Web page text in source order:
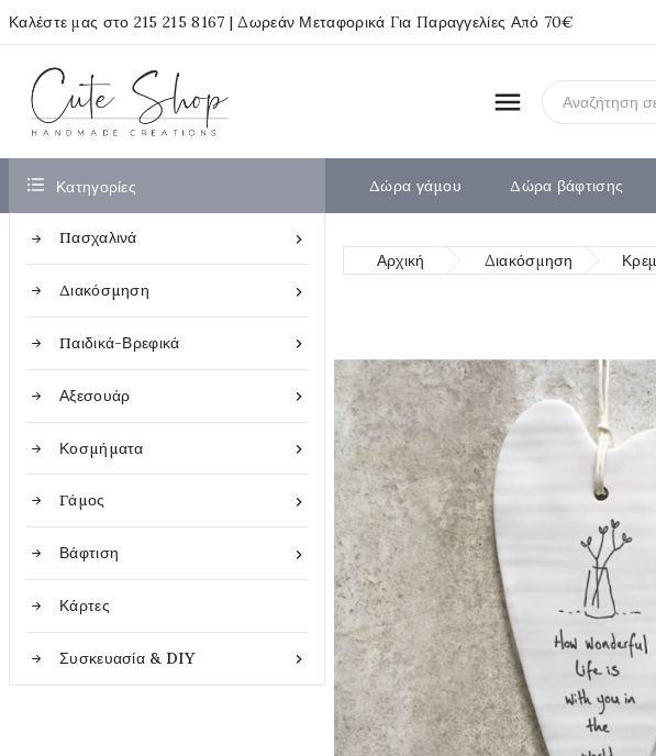
Καλέστε μας στο 215 215 8167 | Δωρεάν Μεταφορικά Για Παραγγελίες Από 70€

 Κατηγορίες

Πασχαλινά

Διακόσμηση

Παιδικά-Βρεφικά

Αξεσουάρ

Κοσμήματα

Γάμος

Βάφτιση
Κάρτες

Συσκευασία & DIY
Δώρα γάμου Δώρα βάφτισης
Αρχική Διακόσμηση